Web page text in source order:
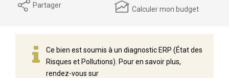
Partager Calculer mon budget
Ce bien est soumis à un diagnostic ERP (État des
Risques et Pollutions). Pour en savoir plus,
rendez-vous sur